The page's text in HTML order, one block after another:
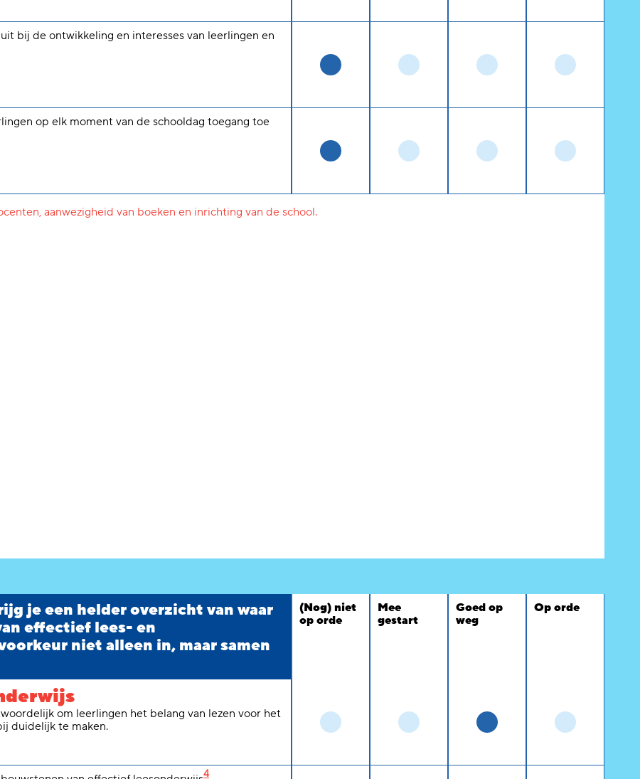
bij de ontwikkeling en interesses van leerlingen en
op elk moment van de schooldag toegang toe
aanwezigheid van boeken en inrichting van de school.
je een helder overzicht van waar
effectief lees- en
niet alleen in, maar samen
(Nog) niet
op orde
Mee
gestart
Goed op
weg
Op orde
om leerlingen het belang van lezen voor het
duidelijk te maken.
4